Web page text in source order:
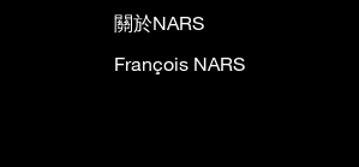
關於NARS
François NARS